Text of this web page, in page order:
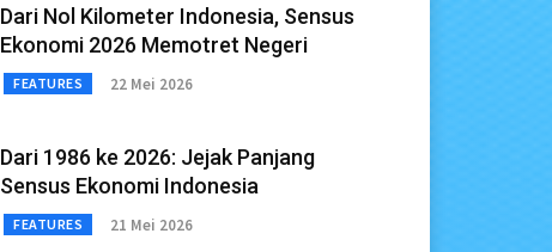
Dari Nol Kilometer Indonesia, Sensus
Ekonomi 2026 Memotret Negeri
FEATURES 22 Mei 2026
Dari 1986 ke 2026: Jejak Panjang
Sensus Ekonomi Indonesia
FEATURES 21 Mei 2026